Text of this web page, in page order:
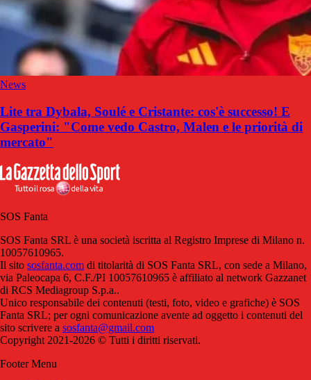
News
Lite tra Dybala, Soulé e Cristante: cos'è successo! E
Gasperini: "Come vedo Castro, Malen e le priorità di
mercato"
SOS Fanta
SOS Fanta SRL è una società iscritta al Registro Imprese di Milano n.
10057610965.
Il sito sosfanta.com di titolarità di SOS Fanta SRL, con sede a Milano,
via Paleocapa 6, C.F./PI 10057610965 è affiliato al network Gazzanet
di RCS Mediagroup S.p.a..
Unico responsabile dei contenuti (testi, foto, video e grafiche) è SOS
Fanta SRL; per ogni comunicazione avente ad oggetto i contenuti del
sito scrivere a sosfanta@gmail.com
Copyright 2021-2026 © Tutti i diritti riservati.
Footer Menu